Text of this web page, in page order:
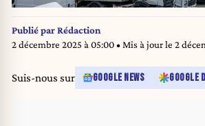
Publié parRédaction
2 décembre 2025 à 05:00• Mis à jour le 2
Suis-nous sur GOOGLE NEWS GOOGLE